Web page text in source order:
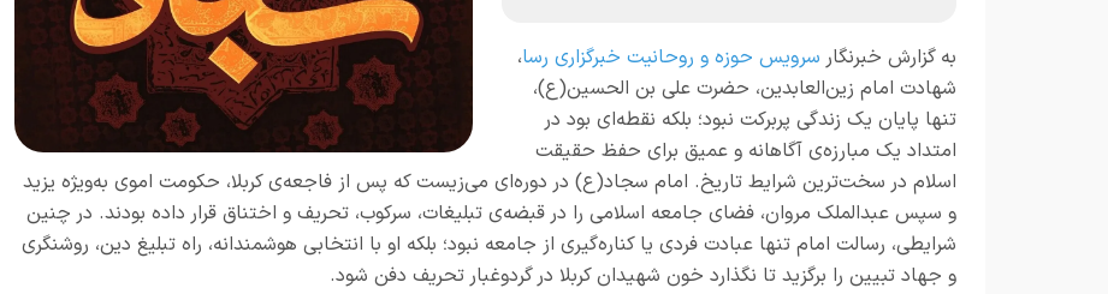
به گزارش خبرنگار سرویس حوزه و روحانیت خبرگزاری رسا،
شهادت امام زین‌العابدین، حضرت علی بن الحسین(ع)،
تنها پایان یک زندگی پربرکت نبود؛ بلکه نقطه‌ای بود در
امتداد یک مبارزه‌ی آگاهانه و عمیق برای حفظ حقیقت
اسلام در سخت‌ترین شرایط تاریخ. امام سجاد(ع) در دوره‌ای می‌زیست که پس از فاجعه‌ی کربلا، حکومت اموی به‌ویژه یزید
و سپس عبدالملک مروان، فضای جامعه اسلامی را در قبضه‌ی تبلیغات، سرکوب، تحریف و اختناق قرار داده بودند. در چنین
شرایطی، رسالت امام تنها عبادت فردی یا کناره‌گیری از جامعه نبود؛ بلکه او با انتخابی هوشمندانه، راه تبلیغ دین، روشنگری
و جهاد تبیین را برگزید تا نگذارد خون شهیدان کربلا در گردوغبار تحریف دفن شود.